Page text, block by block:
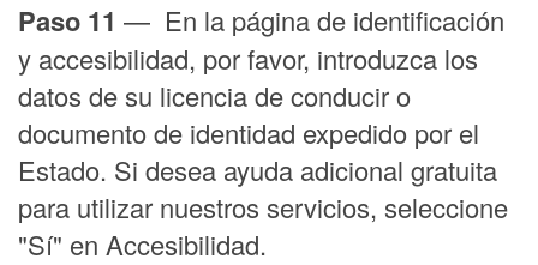
Paso 11 — En la página de identificación
y accesibilidad, por favor, introduzca los
datos de su licencia de conducir o
documento de identidad expedido por el
Estado. Si desea ayuda adicional gratuita
para utilizar nuestros servicios, seleccione
"Sí" en Accesibilidad.